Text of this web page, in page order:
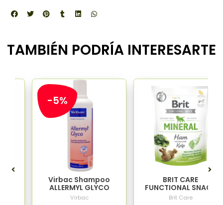
TAMBIÉN PODRÍA INTERESARTE
-5%
Virbac Shampoo
ALLERMYL GLYCO
Virbac
BRIT CARE
FUNCTIONAL SNACK
MINERAL HAM FOR
Brit Care